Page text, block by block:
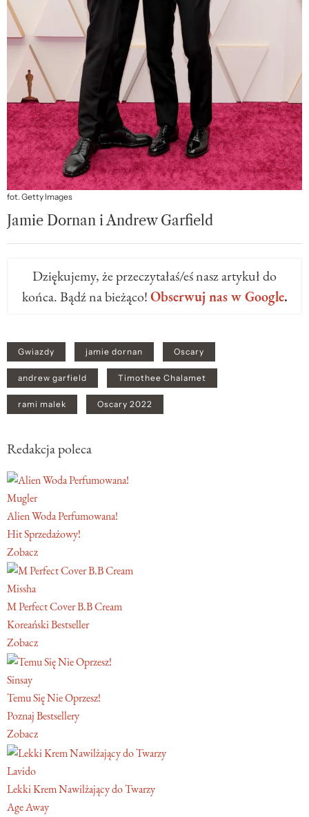
fot. Getty Images
Jamie Dornan i Andrew Garfield
Dziękujemy, że przeczytałaś/eś nasz artykuł do
końca. Bądź na bieżąco!Obserwuj nas w Google.
Gwiazdy jamie dornan Oscary
andrew garfield Timothee Chalamet
rami malek Oscary 2022
Redakcja poleca
Mugler
Alien Woda Perfumowana!
Hit Sprzedażowy!
Zobacz
Missha
M Perfect Cover B.B Cream
Koreański Bestseller
Zobacz
Sinsay
Temu Się Nie Oprzesz!
Poznaj Bestsellery
Zobacz
Lavido
Lekki Krem Nawilżający do Twarzy
Age Away